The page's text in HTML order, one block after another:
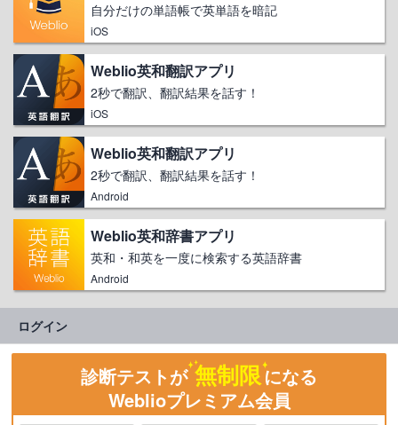
自分だけの単語帳で英単語を暗記
iOS
Weblio英和翻訳アプリ
2秒で翻訳、翻訳結果を話す！
iOS
Weblio英和翻訳アプリ
2秒で翻訳、翻訳結果を話す！
Android
Weblio英和辞書アプリ
英和・和英を一度に検索する英語辞書
Android
ログイン
診断テストが 無制限になる
Weblioプレミアム会員